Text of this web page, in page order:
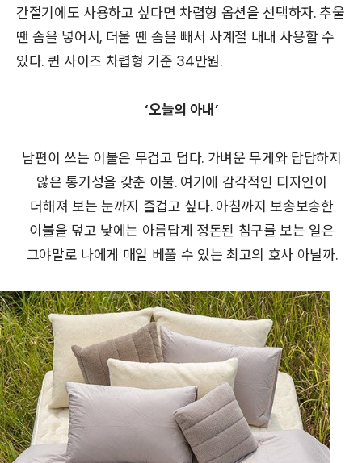
간절기에도 사용하고 싶다면 차렵형 옵션을 선택하자. 추울
땐 솜을 넣어서, 더울 땐 솜을 빼서 사계절 내내 사용할 수
있다. 퀸 사이즈 차렵형 기준 34만원.
‘오늘의 아내’
남편이 쓰는 이불은 무겁고 덥다. 가벼운 무게와 답답하지
않은 통기성을 갖춘 이불. 여기에 감각적인 디자인이
더해져 보는 눈까지 즐겁고 싶다. 아침까지 보송보송한
이불을 덮고 낮에는 아름답게 정돈된 침구를 보는 일은
그야말로 나에게 매일 베풀 수 있는 최고의 호사 아닐까.